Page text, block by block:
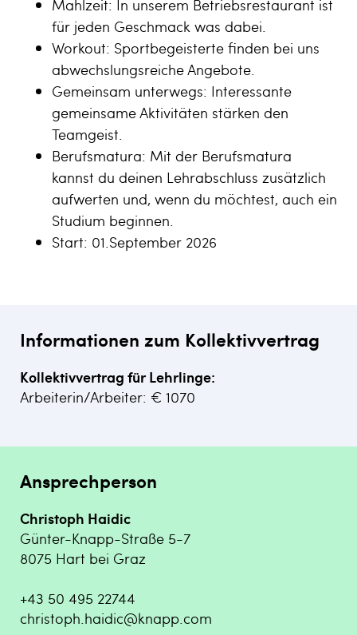
Mahlzeit: In unserem Betriebsrestaurant ist
für jeden Geschmack was dabei.
Workout: Sportbegeisterte finden bei uns
abwechslungsreiche Angebote.
Gemeinsam unterwegs: Interessante
gemeinsame Aktivitäten stärken den
Teamgeist.
Berufsmatura: Mit der Berufsmatura
kannst du deinen Lehrabschluss zusätzlich
aufwerten und, wenn du möchtest, auch ein
Studium beginnen.
Start: 01.September 2026
Informationen zum Kollektivvertrag
Kollektivvertrag für Lehrlinge:
Arbeiterin/Arbeiter: € 1070
Ansprechperson
Christoph Haidic
Günter-Knapp-Straße 5-7
8075 Hart bei Graz
+43 50 495 22744
christoph.haidic@knapp.com